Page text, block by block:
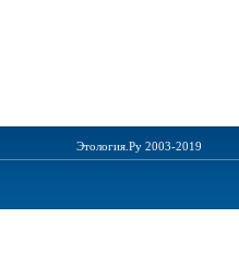
Этология.Ру 2003-2019